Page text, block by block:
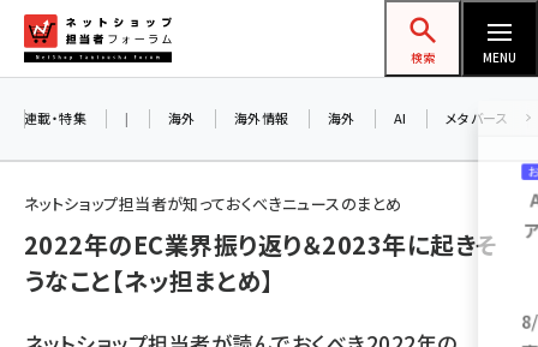
ン
ネットショップ担当者フォーラム
検索 MENU
amazon (2247)
連載・特集 | 海外 海外情報 海外 AI メタバース
ネットショップ担当者が知っておくべきニュースのまとめ
2022年のEC業界振り返り＆2023年に起きそ
うなこと【ネッ担まとめ】
ア
8/